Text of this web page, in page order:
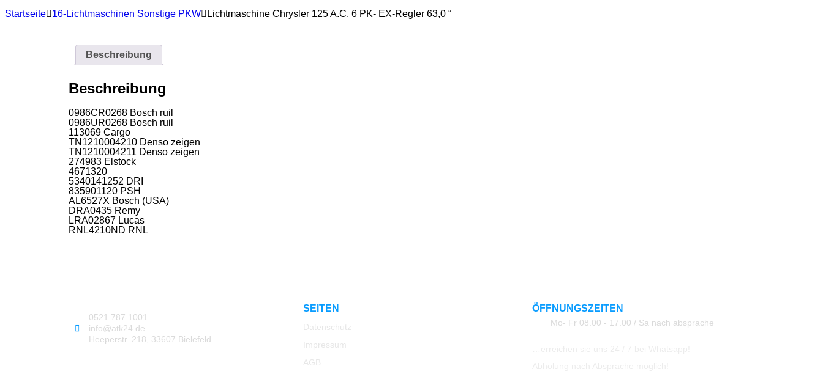
Startseite 16-Lichtmaschinen Sonstige PKW Lichtmaschine Chrysler 125 A.C. 6 PK- EX-Regler 63,0 “
Beschreibung
Beschreibung
0986CR0268 Bosch ruil
0986UR0268 Bosch ruil
113069 Cargo
TN1210004210 Denso zeigen
TN1210004211 Denso zeigen
274983 Elstock
4671320
5340141252 DRI
835901120 PSH
AL6527X Bosch (USA)
DRA0435 Remy
LRA02867 Lucas
RNL4210ND RNL
0521 787 1001
info@atk24.de
Heeperstr. 218, 33607 Bielefeld
SEITEN
Datenschutz
Impressum
AGB
ÖFFNUNGSZEITEN
Mo- Fr 08.00 - 17.00 / Sa nach absprache